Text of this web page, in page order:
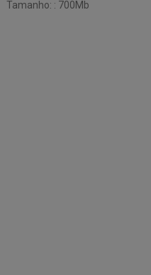
Tamanho: : 700Mb